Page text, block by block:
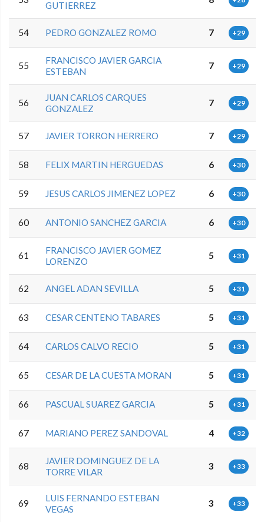
GUTIERREZ
54 PEDRO GONZALEZ ROMO 7 +29
55
FRANCISCO JAVIER GARCIA
ESTEBAN
7 +29
56
JUAN CARLOS CARQUES
GONZALEZ
7 +29
57 JAVIER TORRON HERRERO 7 +29
58 FELIX MARTIN HERGUEDAS 6 +30
59 JESUS CARLOS JIMENEZ LOPEZ 6 +30
60 ANTONIO SANCHEZ GARCIA 6 +30
61
FRANCISCO JAVIER GOMEZ
LORENZO
5 +31
62 ANGEL ADAN SEVILLA 5 +31
63 CESAR CENTENO TABARES 5 +31
64 CARLOS CALVO RECIO 5 +31
65 CESAR DE LA CUESTA MORAN 5 +31
66 PASCUAL SUAREZ GARCIA 5 +31
67 MARIANO PEREZ SANDOVAL 4 +32
68
JAVIER DOMINGUEZ DE LA
TORRE VILAR
3 +33
69
LUIS FERNANDO ESTEBAN
VEGAS
3 +33